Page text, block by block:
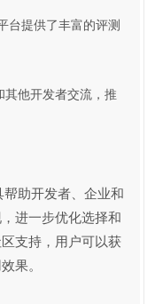
台提供了丰富的评测
他开发者交流，推
助开发者、企业和
进一步优化选择和
支持，用户可以获
果。